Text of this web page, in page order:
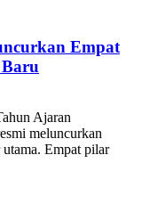
Empat
Ajaran
meluncurkan
Empat pilar